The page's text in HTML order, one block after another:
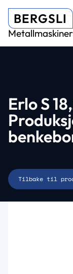
BERGSLI
Metallmaskiner
Erlo S
Tilbake til